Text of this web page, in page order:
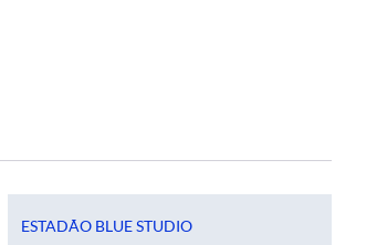
ESTADÃO BLUE STUDIO